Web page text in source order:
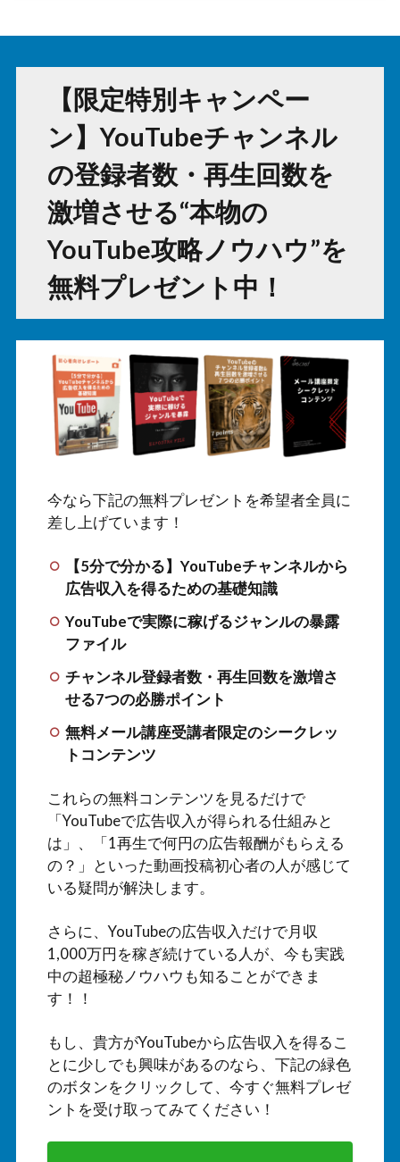
【限定特別キャンペー
ン】YouTubeチャンネル
の登録者数・再生回数を
激増させる“本物の
YouTube攻略ノウハウ”を
無料プレゼント中！
今なら下記の無料プレゼントを希望者全員に
差し上げています！
【5分で分かる】YouTubeチャンネルから
広告収入を得るための基礎知識
YouTubeで実際に稼げるジャンルの暴露
ファイル
チャンネル登録者数・再生回数を激増さ
せる7つの必勝ポイント
無料メール講座受講者限定のシークレッ
トコンテンツ
これらの無料コンテンツを見るだけで
「YouTubeで広告収入が得られる仕組みと
は」、「1再生で何円の広告報酬がもらえる
の？」といった動画投稿初心者の人が感じて
いる疑問が解決します。
さらに、YouTubeの広告収入だけで月収
1,000万円を稼ぎ続けている人が、今も実践
中の超極秘ノウハウも知ることができま
す！！
もし、貴方がYouTubeから広告収入を得るこ
とに少しでも興味があるのなら、下記の緑色
のボタンをクリックして、今すぐ無料プレゼ
ントを受け取ってみてください！